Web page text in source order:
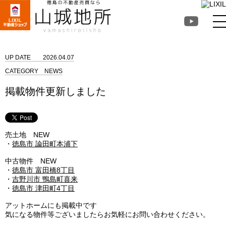
UP DATE
2026.04.07
CATEGORY
NEWS
掲載物件更新しました
売土地 NEW
・ 徳島市 論田町本浦下
中古物件 NEW
・ 徳島市 富田橋8丁目
・ 吉野川市 鴨島町喜来
・ 徳島市 津田町4丁目
アットホームにも掲載中です
気になる物件等ございましたらお気軽にお問い合わせください。